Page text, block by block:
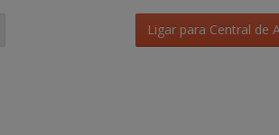
Ligar para Central de